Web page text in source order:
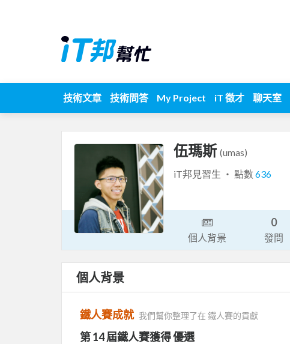
技術文章 技術問答 My Project iT 徵才 聊天室
伍瑪斯 (umas)
iT邦見習生 ‧ 點數636
個人背景
0
發問
個人背景
鐵人賽成就 我們幫你整理了在 鐵人賽的貢獻
第 14 屆鐵人賽獲得 優選